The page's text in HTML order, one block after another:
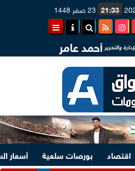
21:33 23 صفر 1448
والتحرير أحمد عامر
اقتصاد بورصات سلعية
أسعار